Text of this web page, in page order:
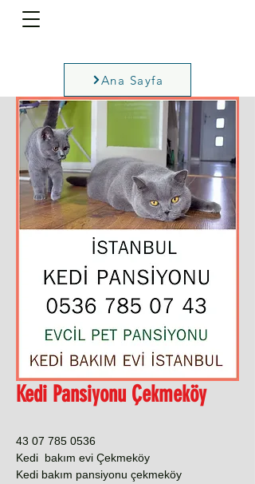
Ana Sayfa
Kedi Pansiyonu Çekmeköy
0536 785 07 43
Kedi bakım evi Çekmeköy
Kedi bakım pansiyonu çekmeköy